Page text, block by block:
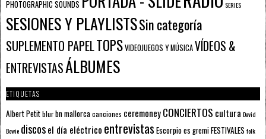
PHOTOGRAPHIC SOUNDS SERIES
SESIONES Y PLAYLISTSSin categoría
SUPLEMENTO PAPELTOPSVIDEOJUEGOS Y MÚSICAVÍDEOS &
ENTREVISTASÁLBUMES
ETIQUETAS
Albert Petitblurbn mallorcacanciones ceremoneyCONCIERTOS cultura David
Bowie discosel día eléctrico entrevistas Escorpioes gremiFESTIVALES folk